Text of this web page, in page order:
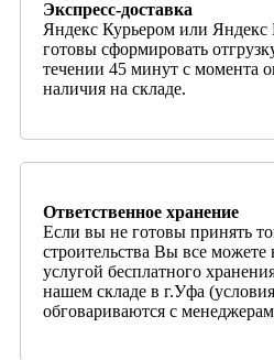
Экспресс-доставка
Яндекс Курьером или Яндекс
готовы сформировать
течении 45 минут с момента
наличия на складе.
Ответственное хранение
Если вы не готовы принять
строительства Вы все можете
услугой бесплатного
нашем складе в г.Уфа
обговариваются с